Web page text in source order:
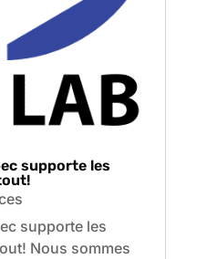
supporte les
supporte les
Nous sommes